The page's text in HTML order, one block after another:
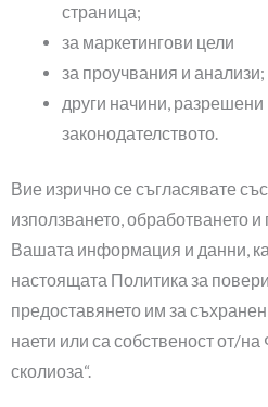
страница;
за маркетингови цели
за проучвания и анализи;
други начини,
законодателството.
Вие изрично се съгласявате
използването, обработването
Вашата информация и данни,
настоящата Политика за
предоставянето им за
наети или са собственост от/
сколиоза“.